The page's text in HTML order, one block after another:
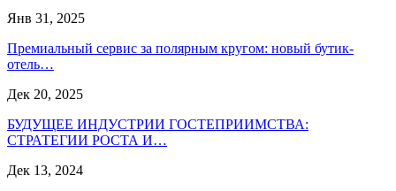
Янв 31, 2025
Премиальный сервис за полярным кругом: новый бутик-
отель…
Дек 20, 2025
БУДУЩЕЕ ИНДУСТРИИ ГОСТЕПРИИМСТВА:
СТРАТЕГИИ РОСТА И…
Дек 13, 2024